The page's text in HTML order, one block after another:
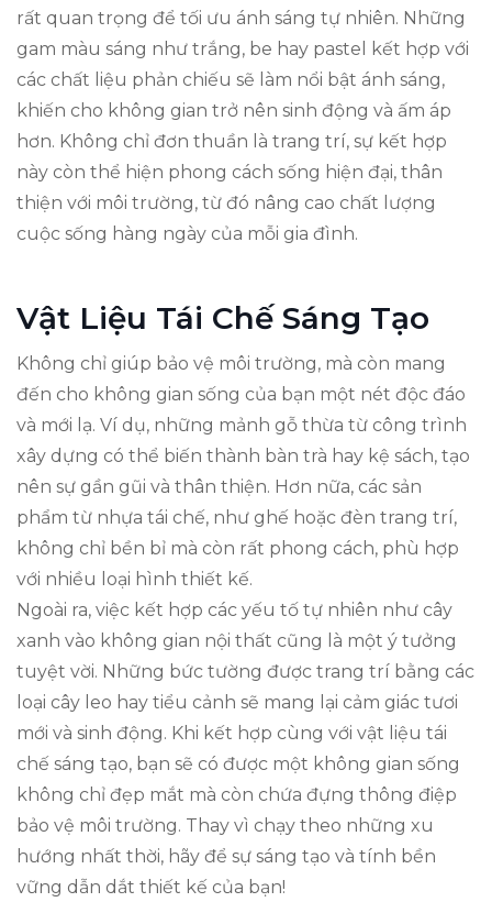
rất quan trọng để tối ưu ánh sáng tự nhiên. Những
gam màu sáng như trắng, be hay pastel kết hợp với
các chất liệu phản chiếu sẽ làm nổi bật ánh sáng,
khiến cho không gian trở nên sinh động và ấm áp
hơn. Không chỉ đơn thuần là trang trí, sự kết hợp
này còn thể hiện phong cách sống hiện đại, thân
thiện với môi trường, từ đó nâng cao chất lượng
cuộc sống hàng ngày của mỗi gia đình.
Vật Liệu Tái Chế Sáng Tạo
Không chỉ giúp bảo vệ môi trường, mà còn mang
đến cho không gian sống của bạn một nét độc đáo
và mới lạ. Ví dụ, những mảnh gỗ thừa từ công trình
xây dựng có thể biến thành bàn trà hay kệ sách, tạo
nên sự gần gũi và thân thiện. Hơn nữa, các sản
phẩm từ nhựa tái chế, như ghế hoặc đèn trang trí,
không chỉ bền bỉ mà còn rất phong cách, phù hợp
với nhiều loại hình thiết kế.
Ngoài ra, việc kết hợp các yếu tố tự nhiên như cây
xanh vào không gian nội thất cũng là một ý tưởng
tuyệt vời. Những bức tường được trang trí bằng các
loại cây leo hay tiểu cảnh sẽ mang lại cảm giác tươi
mới và sinh động. Khi kết hợp cùng với vật liệu tái
chế sáng tạo, bạn sẽ có được một không gian sống
không chỉ đẹp mắt mà còn chứa đựng thông điệp
bảo vệ môi trường. Thay vì chạy theo những xu
hướng nhất thời, hãy để sự sáng tạo và tính bền
vững dẫn dắt thiết kế của bạn!